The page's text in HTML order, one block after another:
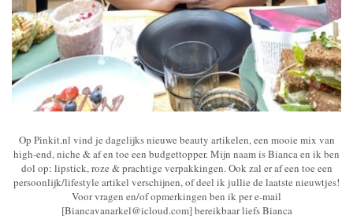
Op Pinkit.nl vind je dagelijks nieuwe beauty artikelen, een mooie mix van
high-end, niche & af en toe een budgettopper. Mijn naam is Bianca en ik ben
dol op: lipstick, roze & prachtige verpakkingen. Ook zal er af een toe een
persoonlijk/lifestyle artikel verschijnen, of deel ik jullie de laatste nieuwtjes!
Voor vragen en/of opmerkingen ben ik per e-mail
[Biancavanarkel@icloud.com] bereikbaar liefs Bianca